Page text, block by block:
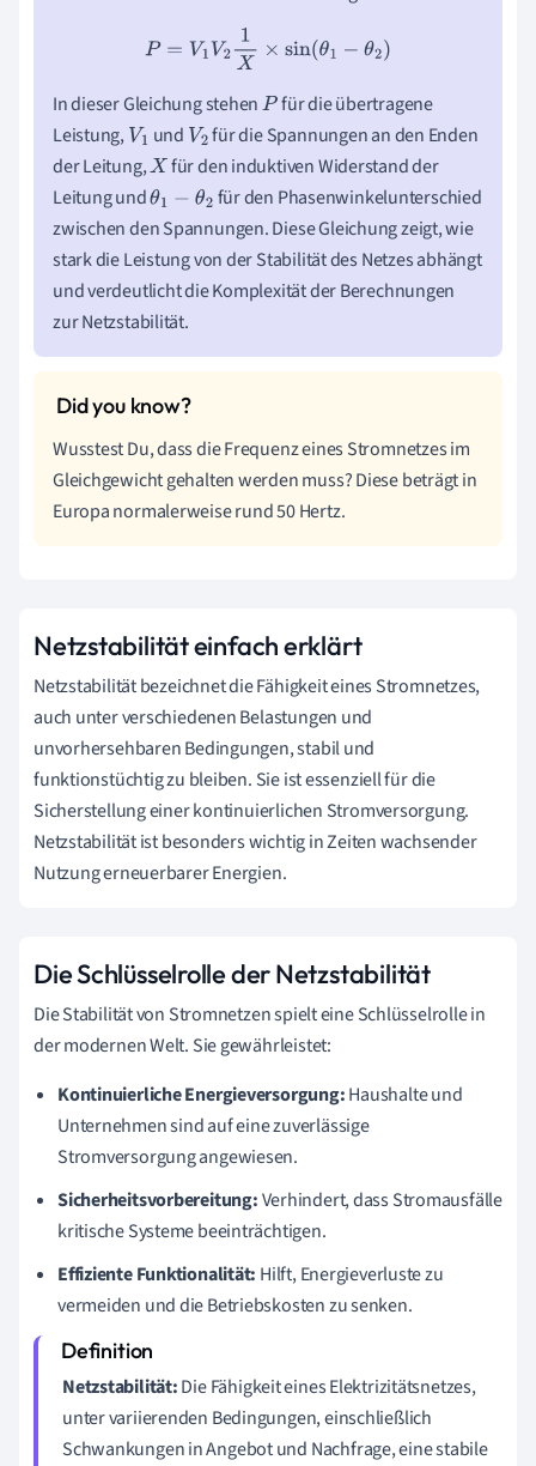
P=V1V21X ×sin(θ1−θ 2)
In dieser Gleichung stehenP für die übertragene
Leistung, V1 und V2 für die Spannungen an den Enden
der Leitung,X für den induktiven Widerstand der
Leitung undθ1 −θ2
für den Phasenwinkelunterschied
zwischen den Spannungen. Diese Gleichung zeigt, wie
stark die Leistung von der Stabilität des Netzes abhängt
und verdeutlicht die Komplexität der Berechnungen
zur Netzstabilität.
Wusstest Du, dass die Frequenz eines Stromnetzes im
Gleichgewicht gehalten werden muss? Diese beträgt in
Europa normalerweise rund 50 Hertz.
Netzstabilität einfach erklärt
Netzstabilität bezeichnet die Fähigkeit eines Stromnetzes,
auch unter verschiedenen Belastungen und
unvorhersehbaren Bedingungen, stabil und
funktionstüchtig zu bleiben. Sie ist essenziell für die
Sicherstellung einer kontinuierlichen Stromversorgung.
Netzstabilität ist besonders wichtig in Zeiten wachsender
Nutzung erneuerbarer Energien.
Die Schlüsselrolle der Netzstabilität
Die Stabilität von Stromnetzen spielt eine Schlüsselrolle in
der modernen Welt. Sie gewährleistet:
Kontinuierliche Energieversorgung:Haushalte und
Unternehmen sind auf eine zuverlässige
Stromversorgung angewiesen.
Sicherheitsvorbereitung:Verhindert, dass Stromausfälle
kritische Systeme beeinträchtigen.
Effiziente Funktionalität: Hilft, Energieverluste zu
vermeiden und die Betriebskosten zu senken.
Netzstabilität:Die Fähigkeit eines Elektrizitätsnetzes,
unter variierenden Bedingungen, einschließlich
Schwankungen in Angebot und Nachfrage, eine stabile